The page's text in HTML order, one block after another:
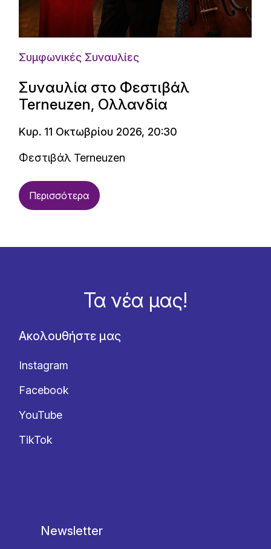
Συμφωνικές Συναυλίες
Συναυλία στο Φεστιβάλ
Terneuzen, Ολλανδία
Κυρ. 11 Οκτωβρίου 2026, 20:30
Φεστιβάλ Terneuzen
Περισσότερα
Τα νέα μας!
Ακολουθήστε μας
Instagram
Facebook
YouTube
TikTok
Newsletter